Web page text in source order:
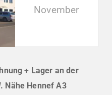
November
+ Lager an der
Nähe Hennef A3